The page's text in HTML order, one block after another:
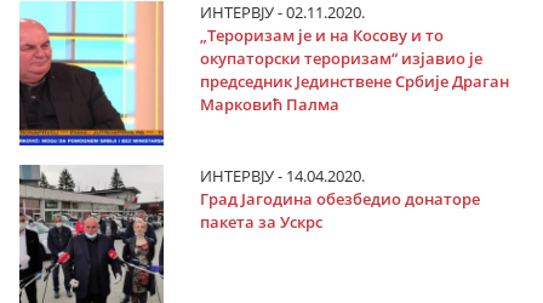
ИНТЕРВЈУ - 02.11.2020.
„Тероризам је и на Косову и то
окупаторски тероризам“ изјавио је
председник Јединствене Србије Драган
Марковић Палма
ИНТЕРВЈУ - 14.04.2020.
Град Јагодина обезбедио донаторе
пакета за Ускрс